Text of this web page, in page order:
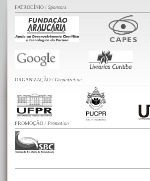
PATROCÍNIO / Sponsors
ORGANIZAÇÃO / Organization
PROMOÇÃO / Promotion